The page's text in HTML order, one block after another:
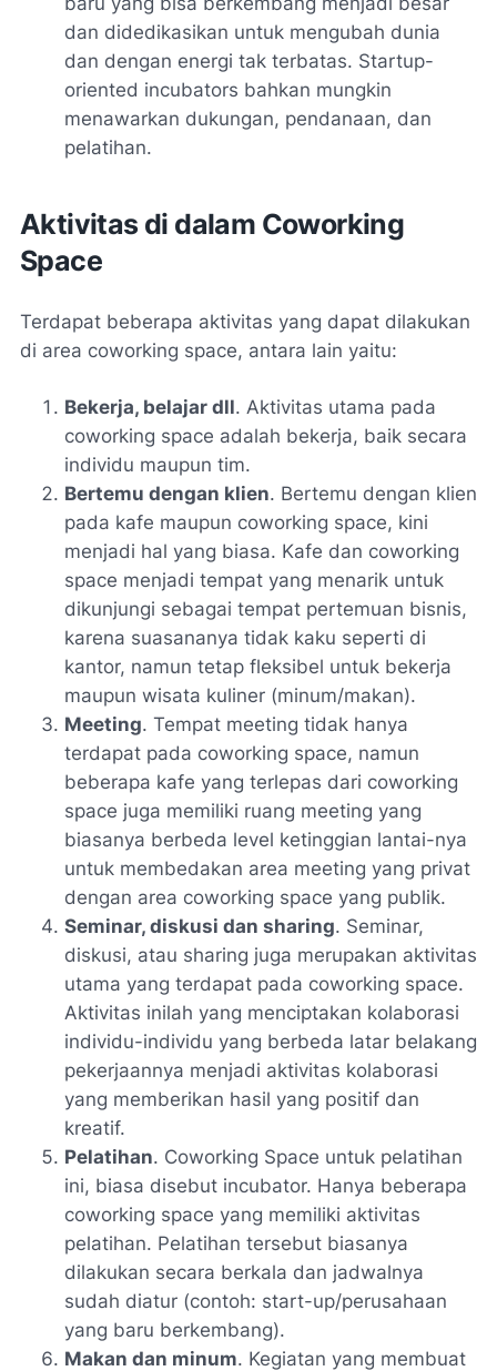
dan didedikasikan untuk mengubah dunia
dan dengan energi tak terbatas. Startup-
oriented incubators bahkan mungkin
menawarkan dukungan, pendanaan, dan
pelatihan.
Aktivitas di dalam Coworking
Space
Terdapat beberapa aktivitas yang dapat dilakukan
di area coworking space, antara lain yaitu:
Bekerja, belajar dll. Aktivitas utama pada
coworking space adalah bekerja, baik secara
individu maupun tim.
Bertemu dengan klien. Bertemu dengan klien
pada kafe maupun coworking space, kini
menjadi hal yang biasa. Kafe dan coworking
space menjadi tempat yang menarik untuk
dikunjungi sebagai tempat pertemuan bisnis,
karena suasananya tidak kaku seperti di
kantor, namun tetap fleksibel untuk bekerja
maupun wisata kuliner (minum/makan).
Meeting. Tempat meeting tidak hanya
terdapat pada coworking space, namun
beberapa kafe yang terlepas dari coworking
space juga memiliki ruang meeting yang
biasanya berbeda level ketinggian lantai-nya
untuk membedakan area meeting yang privat
dengan area coworking space yang publik.
Seminar, diskusi dan sharing. Seminar,
diskusi, atau sharing juga merupakan aktivitas
utama yang terdapat pada coworking space.
Aktivitas inilah yang menciptakan kolaborasi
individu-individu yang berbeda latar belakang
pekerjaannya menjadi aktivitas kolaborasi
yang memberikan hasil yang positif dan
kreatif.
Pelatihan. Coworking Space untuk pelatihan
ini, biasa disebut incubator. Hanya beberapa
coworking space yang memiliki aktivitas
pelatihan. Pelatihan tersebut biasanya
dilakukan secara berkala dan jadwalnya
sudah diatur (contoh: start-up/perusahaan
yang baru berkembang).
Makan dan minum. Kegiatan yang membuat